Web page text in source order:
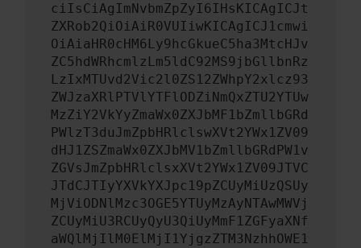
ciIsCiAgImNvbmZpZyI6IHsKICAgICJt
ZXRob2QiOiAiR0VUIiwKICAgICJ1cmwi
OiAiaHR0cHM6Ly9hcGkueC5ha3MtcHJv
ZC5hdWRhcmlzLm5ldC92MS9jbGllbnRz
LzIxMTUvd2Vic2l0ZS12ZWhpY2xlcz93
ZWJzaXRlPTVlYTFlODZiNmQxZTU2YTUw
MzZiY2VkYyZmaWx0ZXJbMF1bZmllbGRd
PWlzT3duJmZpbHRlclswXVt2YWx1ZV09
dHJ1ZSZmaWx0ZXJbMV1bZmllbGRdPW1v
ZGVsJmZpbHRlclsxXVt2YWx1ZV09JTVC
JTdCJTIyYXVkYXJpc19pZCUyMiUzQSUy
MjViODNlMzc3OGE5YTUyMzAyNTAwMWVj
ZCUyMiU3RCUyQyU3QiUyMmF1ZGFyaXNf
aWQlMjIlM0ElMjI1YjgzZTM3NzhhOWE1